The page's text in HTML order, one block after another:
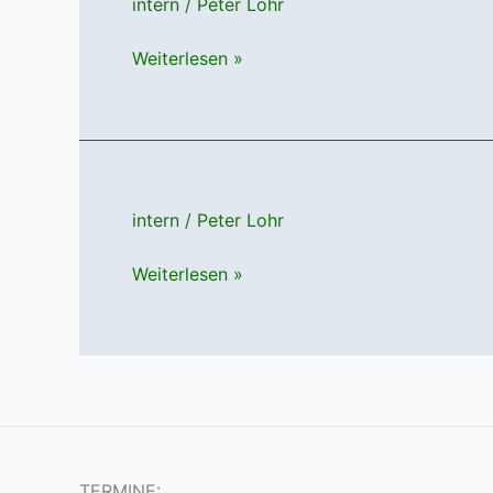
intern / Peter Lohr
Weiterlesen »
intern / Peter Lohr
Weiterlesen »